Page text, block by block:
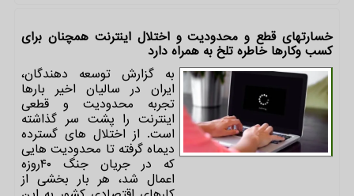
خسارتهای قطع و محدودیت و اختلال اینترنت همچنان برای
کسب وکارها خاطره تلخ به همراه دارد
به گزارش توسعه دهندگان،
ایران در سالیان اخیر بارها
تجربه محدودیت و قطعی
اینترنت را پشت سر گذاشته
است. از اختلال های گسترده
دیماه گرفته تا محدودیت هایی
که در جریان جنگ ۴۰روزه
اعمال شد، هر بار بخشی از